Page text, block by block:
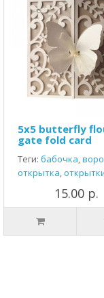
5x5 butterfly
gate fold card
Теги: бабочка,
открытка,
15.00 р.